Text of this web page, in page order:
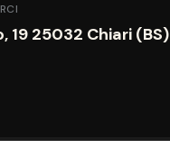
19 25032 Chiari (BS)